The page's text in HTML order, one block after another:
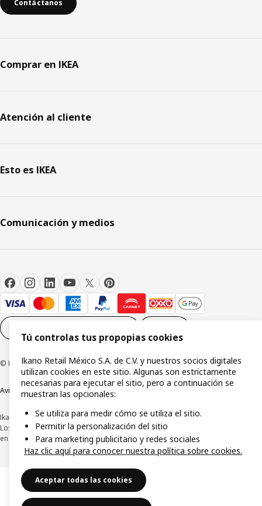
Contáctanos
Comprar en IKEA
Atención al cliente
Esto es IKEA
Comunicación y medios
© Inter IKEA Systems B.V.1999-2026
Aviso de privacidadPolítica de cookies Términos y condiciones de uso
Ikano Retail México, S.A. de C.V.
Los precios publicados en este sitio web, catálogo digital, tiendas, así como
en cualquier otro medio, se encuentran en pesos mexicanos e incluyen IVA.
Tú controlas tus propopias cookies
Ikano Retail México S.A. de C.V. y nuestros socios digitales
utilizan cookies en este sitio. Algunas son estrictamente
necesarias para ejecutar el sitio, pero a continuación se
muestran las opcionales:
Se utiliza para medir cómo se utiliza el sitio.
Permitir la personalización del sitio
Para marketing publicitario y redes sociales
Haz clic aquí para conocer nuestra política sobre cookies.
Aceptar todas las cookies